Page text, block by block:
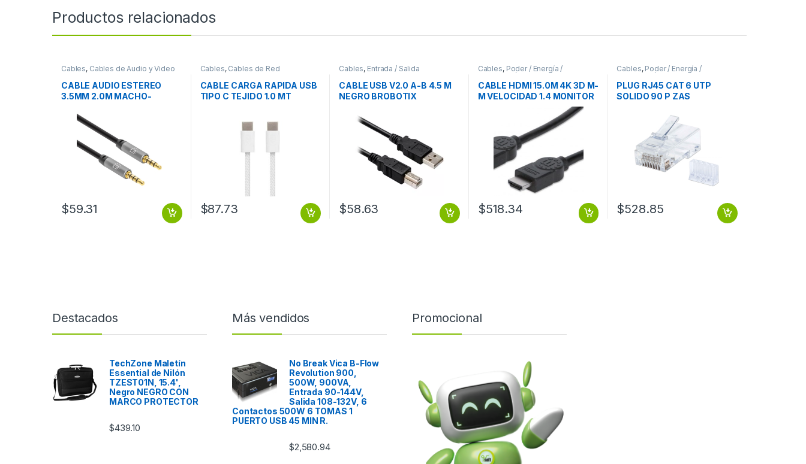
Productos relacionados
Cables, Cables de Audio y Video
CABLE AUDIO ESTEREO
3.5MM 2.0M MACHO-
$59.31
Cables, Cables de Red
CABLE CARGA RAPIDA USB
TIPO C TEJIDO 1.0 MT
$87.73
Cables, Entrada / Salida
CABLE USB V2.0 A-B 4.5 M
NEGRO BROBOTIX
$58.63
Cables, Poder / Energía /
Alimentación
CABLE HDMI 15.0M 4K 3D M-
M VELOCIDAD 1.4 MONITOR
TV PROYECTOR VELOCIDAD
PROYECTOR
$518.34
Cables, Poder / Energía /
Alimentación
PLUG RJ45 CAT 6 UTP
SOLIDO 90 P ZAS
$528.85
Destacados
TechZone Maletín
Essential de Nilón
TZEST01N, 15.4',
Negro NEGRO CON
MARCO PROTECTOR
$439.10
Más vendidos
No Break Vica B-Flow
Revolution 900,
500W, 900VA,
Entrada 90-144V,
Salida 108-132V, 6
Contactos 500W 6 TOMAS 1
PUERTO USB 45 MIN R.
$2,580.94
Promocional